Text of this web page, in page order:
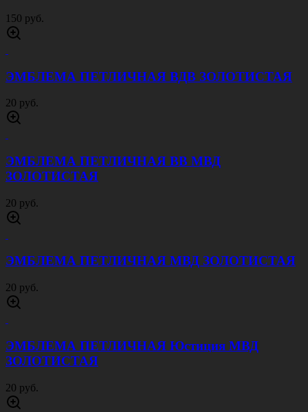
150 руб.
ЭМБЛЕМА ПЕТЛИЧНАЯ ВДВ ЗОЛОТИСТАЯ
20 руб.
ЭМБЛЕМА ПЕТЛИЧНАЯ ВВ МВД
ЗОЛОТИСТАЯ
20 руб.
ЭМБЛЕМА ПЕТЛИЧНАЯ МВД ЗОЛОТИСТАЯ
20 руб.
ЭМБЛЕМА ПЕТЛИЧНАЯ Юстиция МВД
ЗОЛОТИСТАЯ
20 руб.